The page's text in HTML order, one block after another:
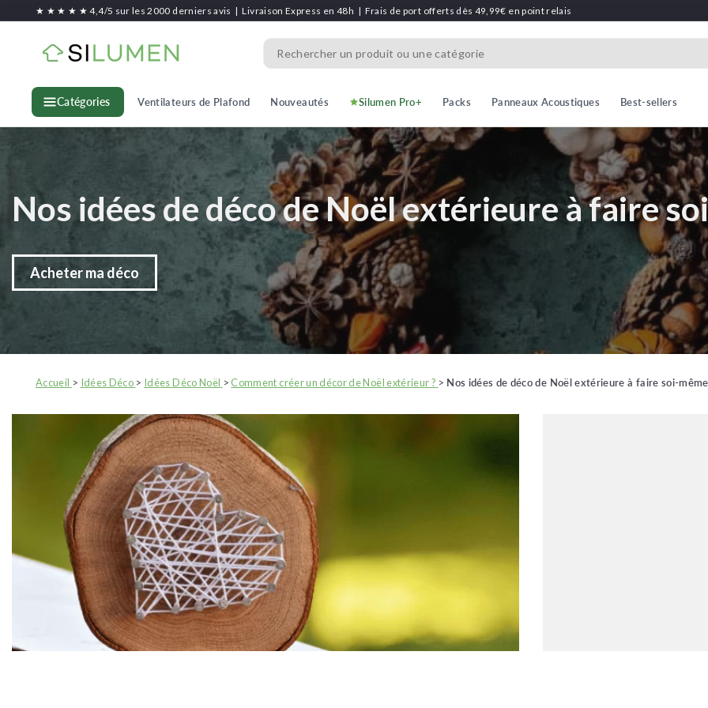
au
★ ★ ★ ★ ★ 4,4/5 sur les 2000 derniers avis |Livraison Express en 48h | Frais de port offerts dès 49,99€ en point relais
l
u
m
Search
Catégories Ventilateurs de Plafond Nouveautés Silumen Pro+ Packs Panneaux Acoustiques Best-sellers
Nos idées de déco de Noël extérieure à faire
Acheter ma déco
Accueil > Idées Déco > Idées Déco Noël > Comment créer un décor de Noël extérieur ? > Nos idées de déco de Noël extérieure à faire soi-même